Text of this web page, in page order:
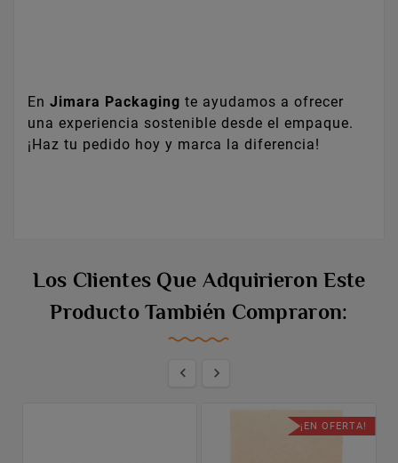
En Jimara Packaging te ayudamos a ofrecer
una experiencia sostenible desde el empaque.
¡Haz tu pedido hoy y marca la diferencia!
Los Clientes Que Adquirieron Este
Producto También Compraron:
 
¡EN OFERTA!